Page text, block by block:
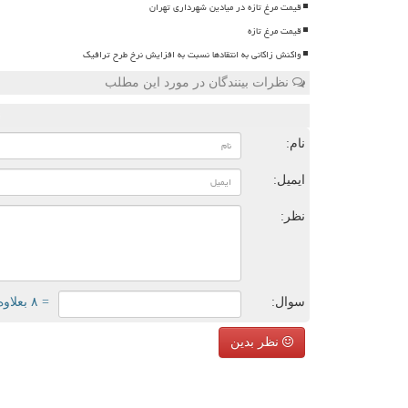
قیمت مرغ تازه در میادین شهرداری تهران
قیمت مرغ تازه
واکنش زاکانی به انتقادها نسبت به افزایش نرخ طرح ترافیک
نظرات بینندگان در مورد این مطلب
نام:
ایمیل:
نظر:
سوال: = ۸ بعلاوه ۴
نظر بدین